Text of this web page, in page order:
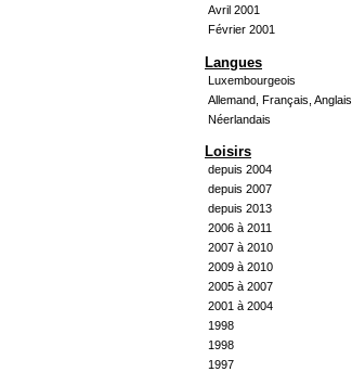
Avril 2001
Février 2001
Langues
Luxembourgeois
Allemand, Français, Anglais
Néerlandais
Loisirs
depuis 2004
depuis 2007
depuis 2013
2006 à 2011
2007 à 2010
2009 à 2010
2005 à 2007
2001 à 2004
1998
1998
1997